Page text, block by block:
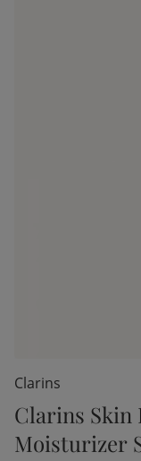
Clarins
Clarins
Moisturizer